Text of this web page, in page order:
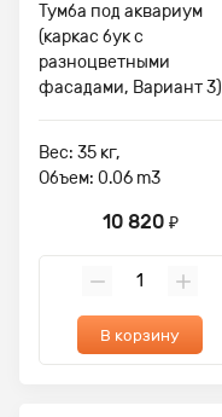
Тумба под аквариум
(каркас бук с
разноцветными
фасадами, Вариант 3)
Вес: 35 кг,
Объем: 0.06 m3
10 820 ₽
В корзину